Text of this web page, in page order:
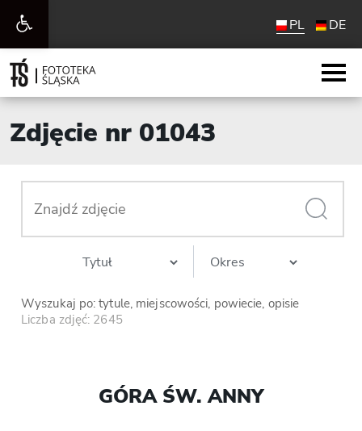
Otwórz
pasek
narzędzi
PL DE
Zdjęcie nr 01043
Wyszukaj po: tytule, miejscowości, powiecie, opisie
Liczba zdjęć: 2645
GÓRA ŚW. ANNY